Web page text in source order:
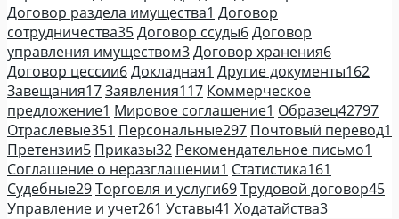
Договор раздела имущества1 Договор
сотрудничества35Договор ссуды6Договор
управления имуществом3Договор хранения6
Договор цессии6Докладная1 Другие документы162
Завещания17Заявления117 Коммерческое
предложение1 Мировое соглашение1 Образец42797
Отраслевые351 Персональные297 Почтовый перевод1
Претензии5 Приказы32 Рекомендательное письмо1
Соглашение о неразглашении1 Статистика161
Судебные29Торговля и услуги69Трудовой договор45
Управление и учет261 Уставы41 Ходатайства3